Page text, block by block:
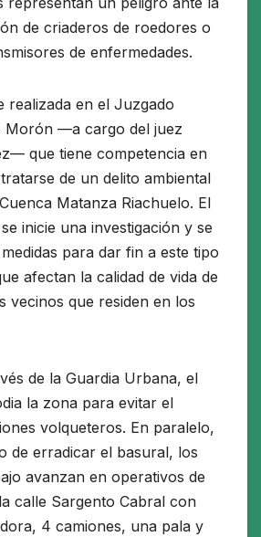
de criaderos de roedores o
de enfermedades.
realizada en el Juzgado
Morón —a cargo del juez
que tiene competencia en
de un delito ambiental
Matanza Riachuelo. El
inicie una investigación y se
para dar fin a este tipo
afectan la calidad de vida de
vecinos que residen en los
de la Guardia Urbana, el
la zona para evitar el
volqueteros. En paralelo,
de erradicar el basural, los
avanzan en operativos de
calle Sargento Cabral con
4 camiones, una pala y